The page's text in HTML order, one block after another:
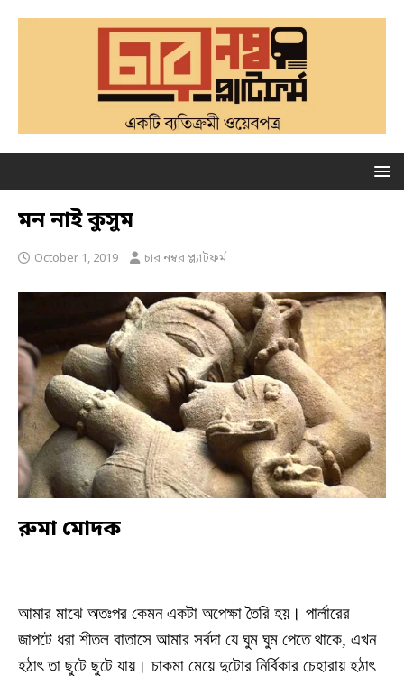
মন নাই কুসুম
October 1, 2019 চার নম্বর প্ল্যাটফর্ম
রুমা মোদক
আমার মাঝে অতঃপর কেমন একটা অপেক্ষা তৈরি হয়। পার্লারের
জাপটে ধরা শীতল বাতাসে আমার সর্বদা যে ঘুম ঘুম পেতে থাকে, এখন
হঠাৎ তা ছুটে ছুটে যায়। চাকমা মেয়ে দুটোর নির্বিকার চেহারায় হঠাৎ